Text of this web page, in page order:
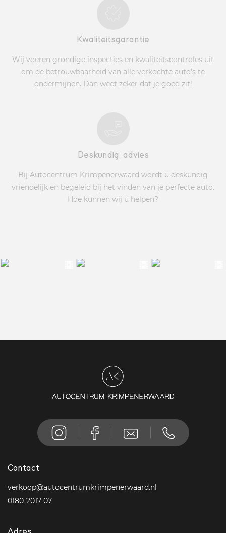
Kwaliteitsgarantie
Wij voeren grondige inspecties en kwaliteitscontroles uit
om de betrouwbaarheid van alle verkochte auto's te
ondermijnen. Dan weet zeker dat je goed zit!
Deskundig advies
Bij Autocentrum Krimpenerwaard wordt u deskundig
vriendelijk en begeleid bij het vinden van je perfecte auto.
Hoe kunnen wij u helpen?
Contact
verkoop@autocentrumkrimpenerwaard.nl
0180-2017 07